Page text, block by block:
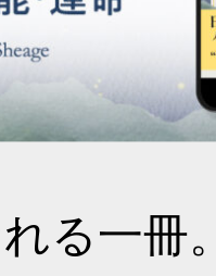
る一冊